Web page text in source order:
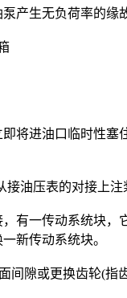
产生无负荷率的缘
进油口临时性塞
油压表的对接上注
一传动系统块，
新传动系统块。
隙或更换齿轮(指齿